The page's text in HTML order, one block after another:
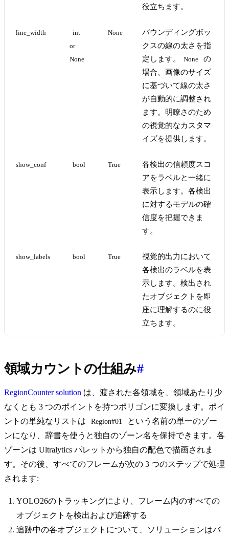
役立ちます。
line_width
int
or
None
None
バウンディングボッ
クスの線の太さを指
定します。
None
の
場合、画像のサイズ
に基づいて線の太さ
が自動的に調整され
ます。明瞭さのため
の視覚的なカスタマ
イズを提供します。
show_conf bool True
各検出の信頼度スコ
アをラベルと一緒に
表示します。各検出
に対するモデルの確
信度を把握できま
す。
show_labels bool True
視覚的出力において
各検出のラベルを表
示します。検出され
たオブジェクトを即
座に理解するのに役
立ちます。
領域カウントの仕組み#
RegionCounter solution は、渡された各領域を、領域あたり少
なくとも 3 つのポイントを持つポリゴンに変換します。ポイ
ントの単純なリストは
Region#01
という名前の単一のゾー
ンになり、辞書を使うと独自のゾーン名を保持できます。各
ゾーンは Ultralytics パレットから独自の配色で描画されま
す。その後、すべてのフレームが次の 3 つのステップで処理
されます:
YOLO26のトラッキングにより、フレーム内のすべての
オブジェクトを検出および追跡する
追跡中の各オブジェクトについて、ソリューションはバ